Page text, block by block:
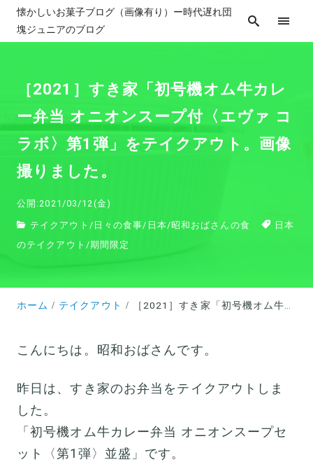
懐かしいお菓子ブログ（画像有り）ー時代遅れ団
塊ジュニアのブログ
［2021］すき家「初号機オム牛カレ
ー弁当 オニオンスープ付〈エヴァ コ
ラボ〉第1弾」をテイクアウト。画像
撮りました。
公開:2021/03/12(金)
テイクアウト / 日々の食事/ 日本/昭和おばさんの食
日本
のテイクアウト /期間限定
ホーム テイクアウト ［2021］すき家「初号機オム牛カレー弁当 オニオンスープ付〈エヴァ コラボ〉第1弾」をテイクアウト。画像撮りました。
こんにちは。昭和おばさんです。
昨日は、すき家のお弁当をテイクアウトしま
した。
「初号機オム牛カレー弁当 オニオンスープセ
ット〈第1弾〉並盛」です。